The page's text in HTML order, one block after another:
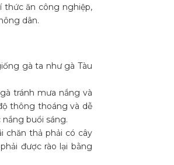
thức ăn công nghiệp,
dân.
gà ta như gà Tàu
tránh mưa nắng và
thông thoáng và dễ
buổi sáng.
chăn thả phải có cây
được rào lại bằng